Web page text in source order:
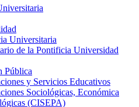
Universitaria
de la Pontificia Universidad
Pública
y Servicios Educativos
Sociológicas, Económica
(CISEPA)